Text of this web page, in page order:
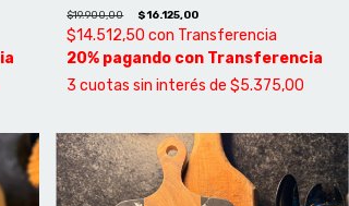
$19.900,00 $16.125,00
$14.512,50con Transferencia
3 cuotas sin interés de$5.375,00